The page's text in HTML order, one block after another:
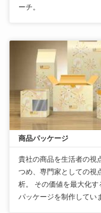
ーチ。
商品パッケージ
貴社の商品を生活者の視
つめ、専門家としての視
析。 その価値を最大化す
パッケージを制作してい